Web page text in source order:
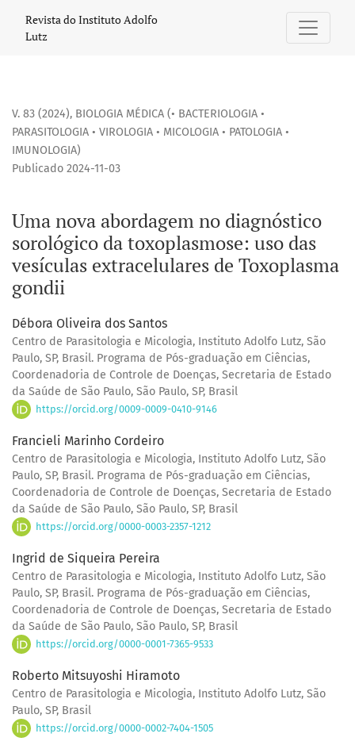
Uma nova abordagem no diagnóstico sorológico da
Revista do Instituto Adolfo
Lutz
V. 83 (2024), BIOLOGIA MÉDICA (• BACTERIOLOGIA •
PARASITOLOGIA • VIROLOGIA • MICOLOGIA • PATOLOGIA •
IMUNOLOGIA)
Uma nova abordagem no diagnóstico
sorológico da toxoplasmose: uso das
vesículas extracelulares de Toxoplasma
gondii
Publicado 2024-11-03
Débora Oliveira dos Santos
Centro de Parasitologia e Micologia, Instituto Adolfo Lutz, São
Paulo, SP, Brasil. Programa de Pós-graduação em Ciências,
Coordenadoria de Controle de Doenças, Secretaria de Estado
da Saúde de São Paulo, São Paulo, SP, Brasil
https://orcid.org/0009-0009-0410-9146
Francieli Marinho Cordeiro
Centro de Parasitologia e Micologia, Instituto Adolfo Lutz, São
Paulo, SP, Brasil. Programa de Pós-graduação em Ciências,
Coordenadoria de Controle de Doenças, Secretaria de Estado
da Saúde de São Paulo, São Paulo, SP, Brasil
https://orcid.org/0000-0003-2357-1212
Ingrid de Siqueira Pereira
Centro de Parasitologia e Micologia, Instituto Adolfo Lutz, São
Paulo, SP, Brasil. Programa de Pós-graduação em Ciências,
Coordenadoria de Controle de Doenças, Secretaria de Estado
da Saúde de São Paulo, São Paulo, SP, Brasil
https://orcid.org/0000-0001-7365-9533
Roberto Mitsuyoshi Hiramoto
Centro de Parasitologia e Micologia, Instituto Adolfo Lutz, São
Paulo, SP, Brasil
https://orcid.org/0000-0002-7404-1505